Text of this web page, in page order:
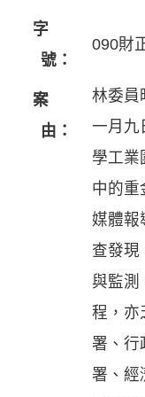
字
號：
090財
案
由：
林委員
一月九
學工業
中的重
媒體報
查發現
與監測
程，亦
署、行
署、經